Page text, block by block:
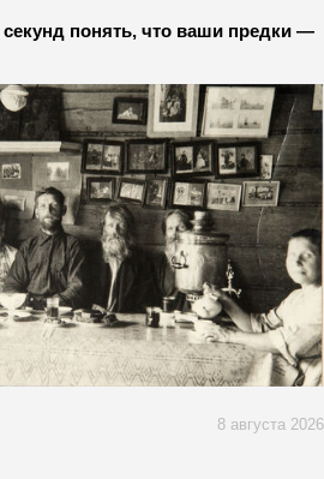
понять, что ваши предки —
8 августа 2026